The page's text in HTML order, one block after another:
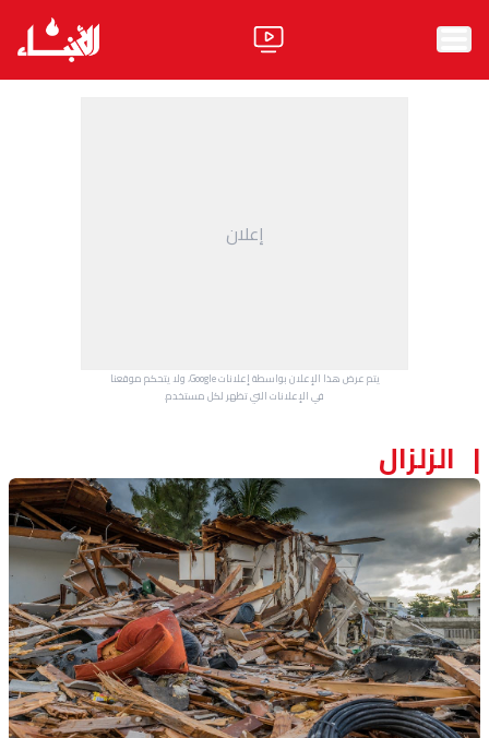
ثقافة ومجتمع
منوعات
إعلان
يتم عرض هذا الإعلان بواسطة إعلانات Google، ولا يتحكم موقعنا
في الإعلانات التي تظهر لكل مستخدم.
الزلزال